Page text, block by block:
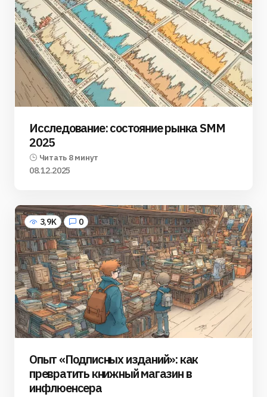
Исследование: состояние рынка SMM
2025
Читать 8 минут
08.12.2025
3,9K 0
Опыт «Подписных изданий»: как
превратить книжный магазин в
инфлюенсера